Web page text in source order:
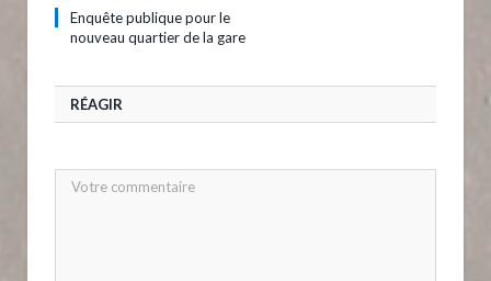
Enquête publique pour le
nouveau quartier de la gare
RÉAGIR